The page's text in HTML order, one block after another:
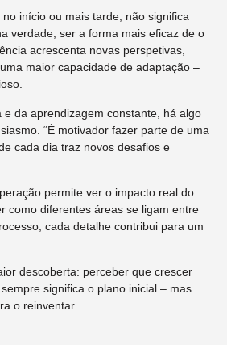
início ou mais tarde, não significa
verdade, ser a forma mais eficaz de o
acrescenta novas perspetivas,
maior capacidade de adaptação –
e da aprendizagem constante, há algo
“É motivador fazer parte de uma
cada dia traz novos desafios e
permite ver o impacto real do
como diferentes áreas se ligam entre
cada detalhe contribui para um
descoberta: perceber que crescer
significa o plano inicial – mas
o reinventar.